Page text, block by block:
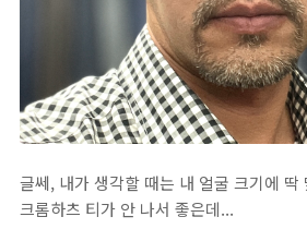
글쎄, 내가 생각할 때는 내 얼굴 크기에 딱
크롬하츠 티가 안 나서 좋은데...